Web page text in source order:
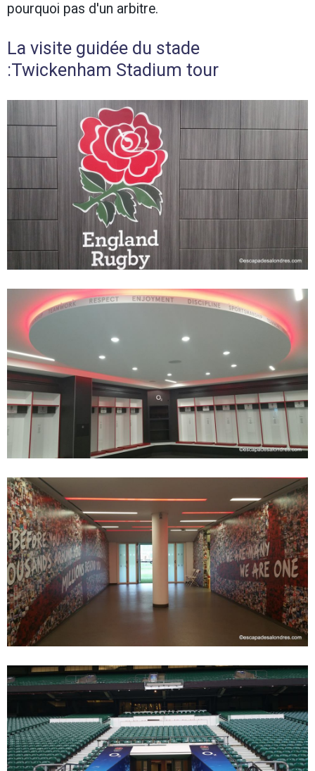
pourquoi pas d'un arbitre.
La visite guidée du stade
:Twickenham Stadium tour